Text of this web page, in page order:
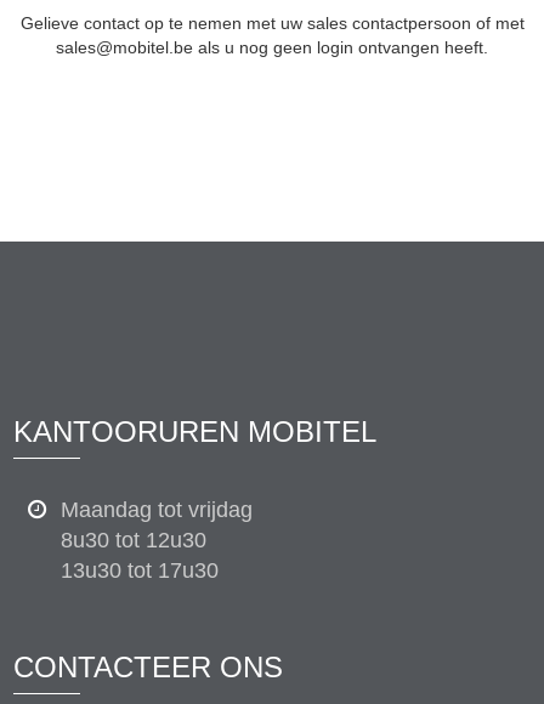
Gelieve contact op te nemen met uw sales contactpersoon of met
sales@mobitel.be als u nog geen login ontvangen heeft.
KANTOORUREN MOBITEL
Maandag tot vrijdag
8u30 tot 12u30
13u30 tot 17u30
CONTACTEER ONS